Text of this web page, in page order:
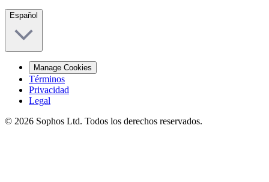
Español
Manage Cookies
Términos
Privacidad
Legal
© 2026 Sophos Ltd. Todos los derechos reservados.